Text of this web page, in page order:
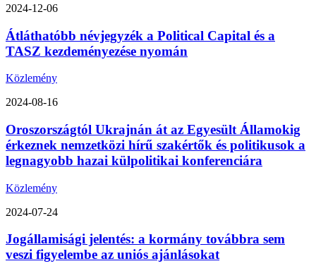
2024-12-06
Átláthatóbb névjegyzék a Political Capital és a
TASZ kezdeményezése nyomán
Közlemény
2024-08-16
Oroszországtól Ukrajnán át az Egyesült Államokig
érkeznek nemzetközi hírű szakértők és politikusok a
legnagyobb hazai külpolitikai konferenciára
Közlemény
2024-07-24
Jogállamisági jelentés: a kormány továbbra sem
veszi figyelembe az uniós ajánlásokat